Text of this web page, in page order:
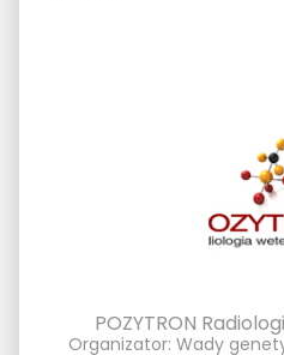
POZYTRON
Organizator: Wady